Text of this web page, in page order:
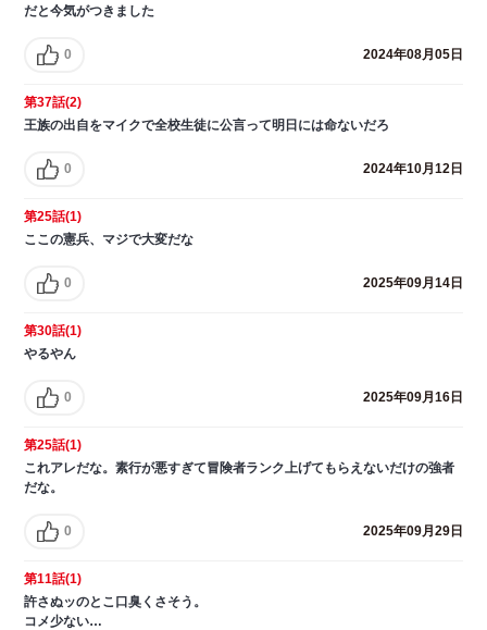
だと今気がつきました
0 2024年08月05日
第37話(2)
王族の出自をマイクで全校生徒に公言って明日には命ないだろ
0 2024年10月12日
第25話(1)
ここの憲兵、マジで大変だな
0 2025年09月14日
第30話(1)
やるやん
0 2025年09月16日
第25話(1)
これアレだな。素行が悪すぎて冒険者ランク上げてもらえないだけの強者
だな。
0 2025年09月29日
第11話(1)
許さぬッのとこ口臭くさそう。
コメ少ない…